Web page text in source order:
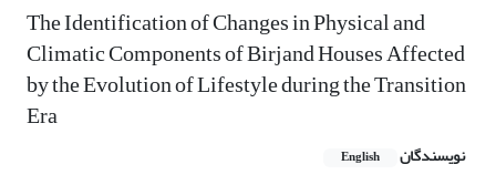
The Identification of Changes in Physical and
Climatic Components of Birjand Houses Affected
by the Evolution of Lifestyle during the Transition
Era
نویسندگان English